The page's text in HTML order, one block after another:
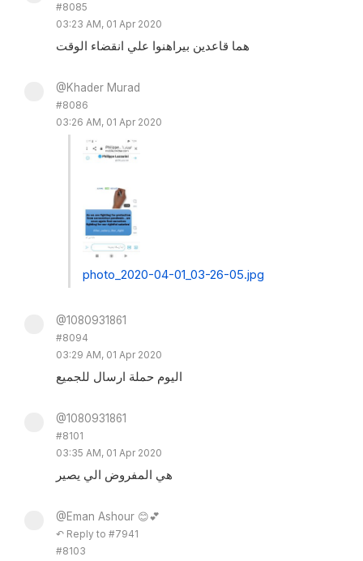
#8085
03:23 AM, 01 Apr 2020
هما قاعدين بيراهنوا علي انقضاء الوقت
@Khader Murad
#8086
03:26 AM, 01 Apr 2020
photo_2020-04-01_03-26-05.jpg
@1080931861
#8094
03:29 AM, 01 Apr 2020
اليوم حملة ارسال للجميع
@1080931861
#8101
03:35 AM, 01 Apr 2020
هي المفروض الي يصير
@Eman Ashour 😊💕
↶ Reply to #7941
#8103